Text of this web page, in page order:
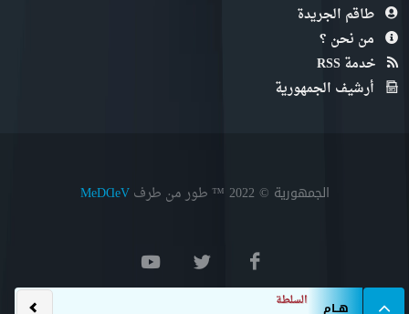
هــام السلطة العليا للشفافية
طاقم الجريدة
من نحن ؟
خدمة RSS
أرشيف الجمهورية
الجمهورية © 2022 ™ طور من طرفMeDⱭeV